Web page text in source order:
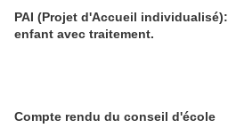
PAI (Projet d'Accueil individualisé):
enfant avec traitement.
Compte rendu du conseil d'école